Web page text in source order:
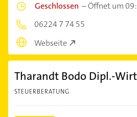
Geschlossen –Öffnet um
06224 7 74 55
Webseite
Tharandt Bodo Dipl.-
STEUERBERATUNG